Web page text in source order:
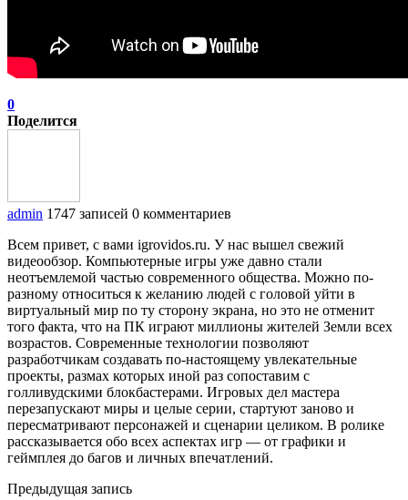
0
Поделится
admin 1747 записей 0 комментариев
Всем привет, с вами igrovidos.ru. У нас вышел свежий
видеообзор. Компьютерные игры уже давно стали
неотъемлемой частью современного общества. Можно по-
разному относиться к желанию людей с головой уйти в
виртуальный мир по ту сторону экрана, но это не отменит
того факта, что на ПК играют миллионы жителей Земли всех
возрастов. Современные технологии позволяют
разработчикам создавать по-настоящему увлекательные
проекты, размах которых иной раз сопоставим с
голливудскими блокбастерами. Игровых дел мастера
перезапускают миры и целые серии, стартуют заново и
пересматривают персонажей и сценарии целиком. В ролике
рассказывается обо всех аспектах игр — от графики и
геймплея до багов и личных впечатлений.
Предыдущая запись